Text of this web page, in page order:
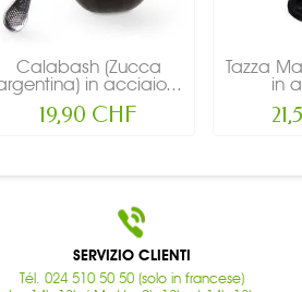
Calabash (Zucca
in acciaio...
19,90 CHF
Tazza
in
SERVIZIO CLIENTI
Tél. 024 510 50 50 (solo in francese)